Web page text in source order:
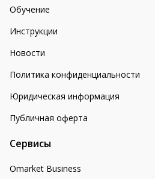
Обучение
Инструкции
Новости
Политика конфиденциальности
Юридическая информация
Публичная оферта
Сервисы
Omarket Business